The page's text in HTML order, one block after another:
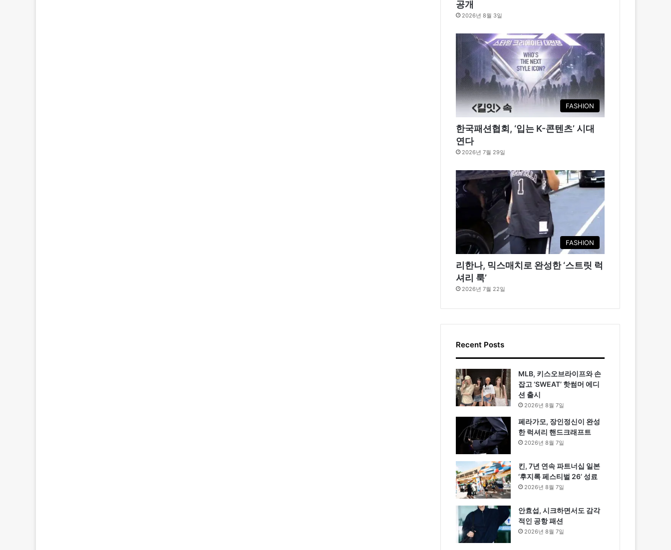
공개
2026년 8월 3일
FASHION
한국패션협회, ‘입는 K-콘텐츠’ 시대
연다
2026년 7월 29일
FASHION
리한나, 믹스매치로 완성한 ‘스트릿 럭
셔리 룩’
2026년 7월 22일
Recent Posts
MLB, 키스오브라이프와 손
잡고 ‘SWEAT’ 핫썸머 에디
션 출시
2026년 8월 7일
페라가모, 장인정신이 완성
한 럭셔리 핸드크래프트
2026년 8월 7일
킨, 7년 연속 파트너십 일본
‘후지록 페스티벌 26’ 성료
2026년 8월 7일
안효섭, 시크하면서도 감각
적인 공항 패션
2026년 8월 7일